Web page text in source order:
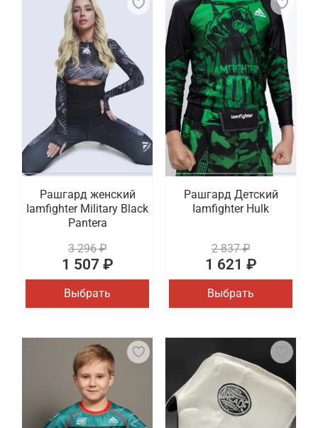
Рашгард женский
Iamfighter Military Black
Pantera
3 296 ₽
1 507 ₽
Выбрать
Рашгард Детский
Iamfighter Hulk
2 837 ₽
1 621 ₽
Выбрать